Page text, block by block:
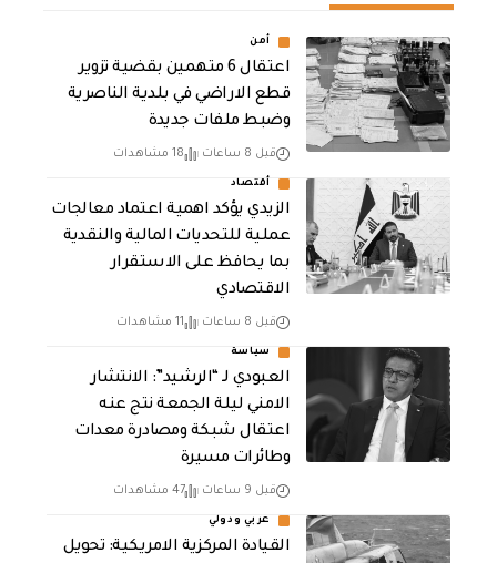
أمن
اعتقال 6 متهمين بقضية تزوير
قطع الاراضي في بلدية الناصرية
وضبط ملفات جديدة
قبل 8 ساعات 18 مشاهدات
أقتصاد
الزيدي يؤكد اهمية اعتماد معالجات
عملية للتحديات المالية والنقدية
بما يحافظ على الاستقرار
الاقتصادي
قبل 8 ساعات 11 مشاهدات
سياسة
العبودي لـ “الرشيد”: الانتشار
الامني ليلة الجمعة نتج عنه
اعتقال شبكة ومصادرة معدات
وطائرات مسيرة
قبل 9 ساعات 47 مشاهدات
عربي ودولي
القيادة المركزية الامريكية: تحويل